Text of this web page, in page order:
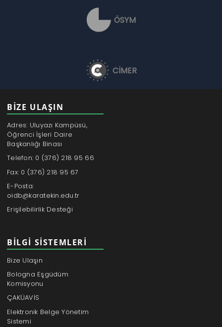
ÖSYM
CİMER
BİZE ULAŞIN
Adres: Uluyazı Kampüsü,
Öğrenci İşleri Daire
Başkanlığı Binası
Telefon: 0 (376) 218 95 66
Fax: 0 (376) 218 95 67
E-Posta:
oidb@karatekin.edu.tr
Erişilebilirlik Desteği
BILGI SISTEMLERI
Bize Ulaşın
Bologna Eşgüdüm
Komisyonu
ÇAKÜAVİS
Elektronik Belge Yönetim
Sistemi